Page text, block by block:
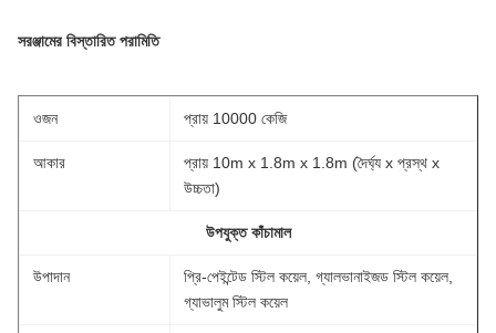
সরঞ্জামের বিস্তারিত পরামিতি
ওজন প্রায় 10000 কেজি
আকার
প্রায় 10m x 1.8m x 1.8m (দৈর্ঘ্য x প্রস্থ x
উচ্চতা)
উপযুক্ত কাঁচামাল
উপাদান
প্রি-পেইন্টেড স্টিল কয়েল, গ্যালভানাইজড স্টিল কয়েল,
গ্যাভালুম স্টিল কয়েল